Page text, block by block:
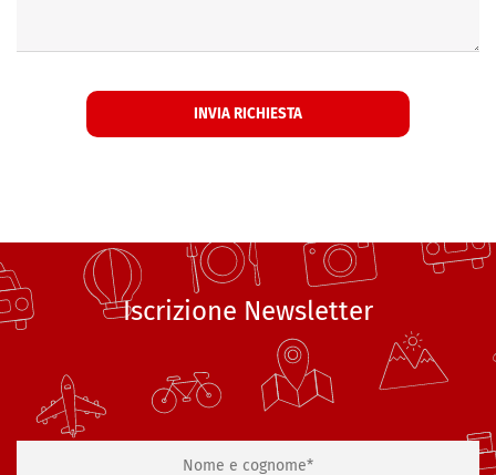
Iscrizione Newsletter